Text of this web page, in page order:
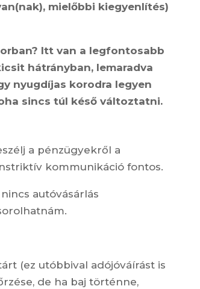
mielőbbi kiegyenlítés)
Itt van a legfontosabb
hátrányban, lemaradva
nyugdíjas korodra legyen
sincs túl késő változtatni.
a pénzügyekről a
kommunikáció fontos.
autóvásárlás
(ez utóbbival adójóváírást is
de ha baj történne,